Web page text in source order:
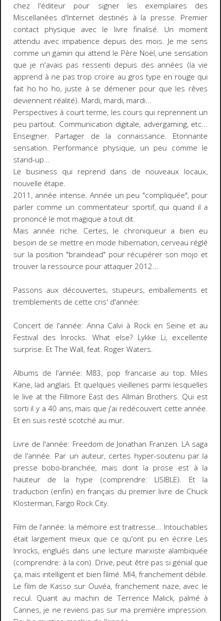
chez l'éditeur pour signer les exemplaires des
Miscellanées d'Internet destinés à la presse. Premier
contact physique avec le livre finalisé. Un moment
attendu avec impatience depuis des mois. Je me sens
comme un gamin qui attend le Père Noël, une sensation
que je n'avais pas ressenti depuis des années (la vie
apprend à ne pas trop croire au gros type en rouge qui
fait ho ho ho, juste à se démener pour que les rêves
deviennent réalité). Mardi, mardi, mardi...
Perspectives à court terme, les cours qui reprennent un
peu partout. Communication digitale, advergaming, etc...
Enseigner. Partager de la connaissance. Etonnante
sensation. Performance physique, un peu comme le
stand-up...
Le business qui reprend dans de nouveaux locaux,
nouvelle étape.
2011, année intense. Année un peu "compliquée", pour
parler comme un commentateur sportif, qui quand il a
prononcé le mot magique a tout dit.
Mais année riche. Certes, le chroniqueur a bien eu
besoin de se mettre en mode hibernation, cerveau réglé
sur la position "braindead" pour récupérer son mojo et
trouver la ressource pour attaquer 2012...
Passons aux découvertes, stupeurs, emballements et
tremblements de cette cris' d'année:
Concert de l'année: Anna Calvi à Rock en Seine et au
Festival des Inrocks. What else? Lykke Li, excellente
surprise. Et The Wall, feat. Roger Waters.
Albums de l'année: M83, pop francaise au top. Miles
Kane, lad anglais. Et quelques vieilleries parmi lesquelles
le live at the Fillmore East des Allman Brothers. Qui est
sorti il y a 40 ans, mais que j'ai redécouvert cette année.
Et en suis resté scotché au mur.
Livre de l'année: Freedom de Jonathan Franzen. LA saga
de l'année. Par un auteur, certes hyper-soutenu par la
presse bobo-branchée, mais dont la prose est à la
hauteur de la hype (comprendre: LISIBLE). Et la
traduction (enfin) en français du premier livre de Chuck
Klosterman, Fargo Rock City.
Film de l'année: la mémoire est traitresse... Intouchables
était largement mieux que ce qu'ont pu en écrire Les
Inrocks, englués dans une lecture marxiste alambiquée
(comprendre: à la con). Drive, peut être pas si génial que
ça, mais intelligent et bien filmé. MI4, franchement débile.
Le film de Kasso sur Ouvéa, franchement naze, avec le
recul. Quant au machin de Terrence Malick, palmé à
Cannes, je ne reviens pas sur ma première impression.